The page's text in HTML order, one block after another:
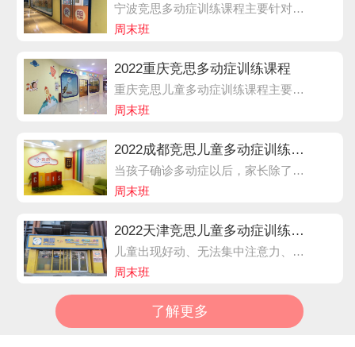
宁波竞思多动症训练课程主要针对6-15岁儿童，结合家长评估、学员测评、脑电信息、学员实际需求和时间安排，竞思专家定制个性化培训方案，包括竞思脑电课程，主要从孩子大脑角度出发精确纠正多动分心的问题，辅以习题训练，在专业的培训老师指导下进行，强化仪器训练效果，让孩子反应更迅速。
周末班
2022重庆竞思多动症训练课程
重庆竞思儿童多动症训练课程主要针对6-15岁儿童，结合家长评估、学员测评、脑电信息、学员实际需求和时间安排，竞思专家定制个性化培训方案，包括竞思脑电课程，主要从孩子大脑角度出发精确纠正多动分心的问题。
周末班
2022成都竞思儿童多动症训练课程
当孩子确诊多动症以后，家长除了给孩子做药物治疗或脑电生物反馈训练外，家长在家也要懂得引导孩子，这对多动症的康复非常重要。成都竞思儿童多动症训练课程主要针对6-15岁儿童，结合家长评估、学员测评、脑电信息、学员实际需求和时间安排，竞思专家定制个性化培训方案。
周末班
2022天津竞思儿童多动症训练课程
儿童出现好动、无法集中注意力、缺乏耐心、脾气暴躁、易冲动、写作业拖拉磨蹭。家长就要警惕儿童多动症了，不要以为只是孩子小，活泼调皮，长大就好了，以免错过多动症黄金干预时期。孩子的不良行为，越往后越难以纠正。
周末班
了解更多